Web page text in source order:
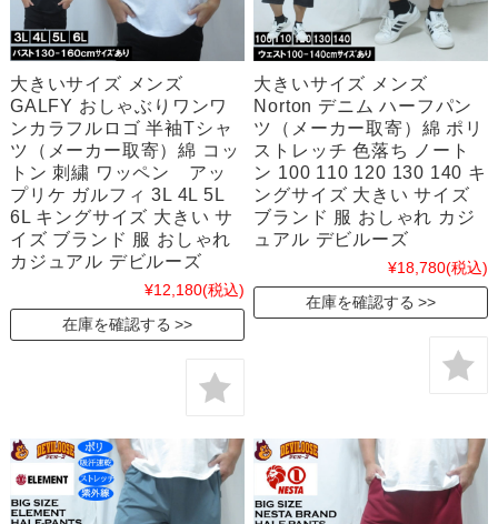
大きいサイズ メンズ
GALFY おしゃぶりワンワ
ンカラフルロゴ 半袖Tシャ
ツ（メーカー取寄）綿 コッ
トン 刺繍 ワッペン アッ
プリケ ガルフィ 3L 4L 5L
6L キングサイズ 大きい サ
イズ ブランド 服 おしゃれ
カジュアル デビルーズ
¥12,180(税込)
在庫を確認する
大きいサイズ メンズ
Norton デニム ハーフパン
ツ（メーカー取寄）綿 ポリ
ストレッチ 色落ち ノート
ン 100 110 120 130 140 キ
ングサイズ 大きい サイズ
ブランド 服 おしゃれ カジ
ュアル デビルーズ
¥18,780(税込)
在庫を確認する